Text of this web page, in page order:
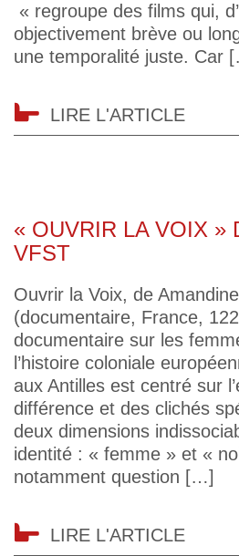
« regroupe des films qui,
objectivement brève ou
une temporalité juste. Car
LIRE L'ARTICLE
« OUVRIR LA VOIX »
VFST
Ouvrir la Voix, de
(documentaire, France,
documentaire sur les
l’histoire coloniale
aux Antilles est centré sur
différence et des clichés
deux dimensions
identité : « femme » et «
notamment question […]
LIRE L'ARTICLE